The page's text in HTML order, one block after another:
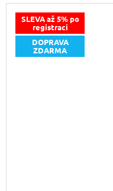
SLEVA až 5% po
registraci
DOPRAVA
ZDARMA